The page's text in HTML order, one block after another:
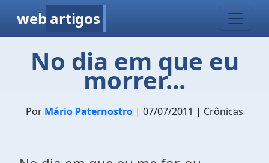
web artigos
No dia em que eu
morrer...
Por Mário Paternostro | 07/07/2011 | Crônicas